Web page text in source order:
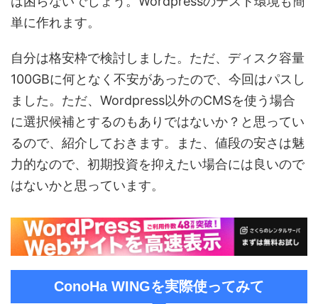
単に作れます。
自分は格安枠で検討しました。ただ、ディスク容量
100GBに何となく不安があったので、今回はパスし
ました。ただ、Wordpress以外のCMSを使う場合
に選択候補とするのもありではないか？と思ってい
るので、紹介しておきます。また、値段の安さは魅
力的なので、初期投資を抑えたい場合には良いので
はないかと思っています。
ConoHa WINGを実際使ってみて